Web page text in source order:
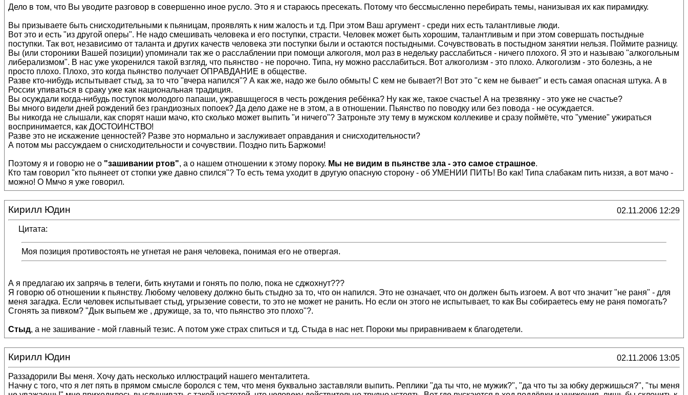
Дело в том, что Вы уводите разговор в совершенно иное русло. Это я и стараюсь пресекать. Потому что бессмысленно перебирать темы, нанизывая их как пирамидку.
Вы призываете быть снисходительными к пьяницам, проявлять к ним жалость и т.д. При этом Ваш аргумент - среди них есть талантливые люди.
Вот это и есть "из другой оперы". Не надо смешивать человека и его поступки, страсти. Человек может быть хорошим, талантливым и при этом совершать постыдные
поступки. Так вот, независимо от таланта и других качеств человека эти поступки были и остаются постыдными. Сочувствовать в постыдном занятии нельзя. Поймите разницу.
Вы (или стороники Вашей позиции) упоминали так же о расслаблении при помощи алкоголя, мол раз в недельку расслабиться - ничего плохого. Я это и называю "алкогольным
либерализмом". В нас уже укоренился такой взгляд, что пьянство - не порочно. Типа, ну можно расслабиться. Вот алкоголизм - это плохо. Алкоголизм - это болезнь, а не
просто плохо. Плохо, это когда пьянство получает ОПРАВДАНИЕ в обществе.
Разве кто-нибудь испытывает стыд, за то что "вчера напился"? А как же, надо же было обмыть! С кем не бывает?! Вот это "с кем не бывает" и есть самая опасная штука. А в
России упиваться в сраку уже как национальная традиция.
Вы осуждали когда-нибудь поступок молодого папаши, ужравшщегося в честь рождения ребёнка? Ну как же, такое счастье! А на трезвянку - это уже не счастье?
Вы много видели дней рождений без грандиозных попоек? Да дело даже не в этом, а в отношении. Пьянство по поводку или без повода - не осуждается.
Вы никогда не слышали, как спорят наши мачо, кто сколько может выпить "и ничего"? Затроньте эту тему в мужском коллекиве и сразу поймёте, что "умение" ужираться
воспринимается, как ДОСТОИНСТВО!
Разве это не искажение ценностей? Разве это нормально и заслуживает оправдания и снисходительности?
А потом мы рассуждаем о снисходительности и сочувствии. Поздно пить Баржоми!
Поэтому я и говорю не о "зашивании ртов", а о нашем отношении к этому пороку. Мы не видим в пьянстве зла - это самое страшное.
Кто там говорил "кто пьянеет от стопки уже давно спился"? То есть тема уходит в другую опасную сторону - об УМЕНИИ ПИТЬ! Во как! Типа слабакам пить низзя, а вот мачо -
можно! О Ммчо я уже говорил.
Кирилл Юдин 02.11.2006 12:29
Цитата:
Моя позиция противостоять не угнетая не раня человека, понимая его не отвергая.
А я предлагаю их запрячь в телеги, бить кнутами и гонять по полю, пока не сджохнут???
Я говорю об отношении к пьянству. Любому человеку должно быть стыдно за то, что он напился. Это не означает, что он должен быть изгоем. А вот что значит "не раня" - для
меня загадка. Если человек испытывает стыд, угрызение совести, то это не может не ранить. Но если он этого не испытывает, то как Вы собираетесь ему не раня помогать?
Сгонять за пивком? "Дык выпьем же , дружище, за то, что пьянство это плохо"?.
Стыд, а не зашивание - мой главный тезис. А потом уже страх спиться и т.д. Стыда в нас нет. Пороки мы приравниваем к благодетели.
Кирилл Юдин 02.11.2006 13:05
Раззадорили Вы меня. Хочу дать несколько иллюстраций нашего менталитета.
Начну с того, что я лет пять в прямом смысле боролся с тем, что меня буквально заставляли выпить. Реплики "да ты что, не мужик?", "да что ты за юбку держишься?", "ты меня